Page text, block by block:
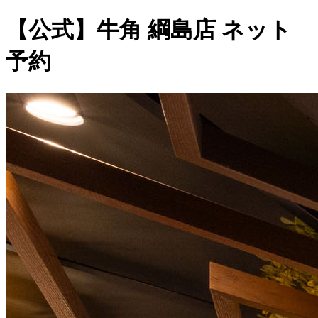
【公式】牛角 綱島店 ネット
予約